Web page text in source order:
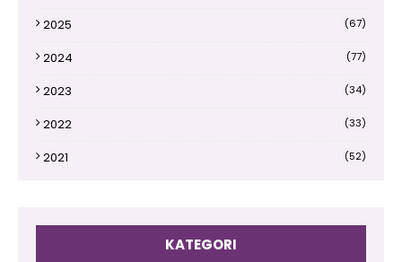
2025 (67)
2024 (77)
2023 (34)
2022 (33)
2021 (52)
2019 (110)
KATEGORI